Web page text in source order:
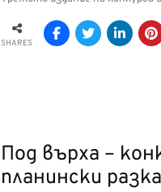
SHARES
Под върха –
планински